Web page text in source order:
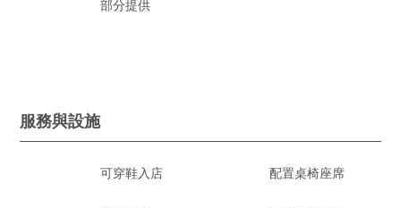
部分提供
服務與設施
可穿鞋入店 配置桌椅座席